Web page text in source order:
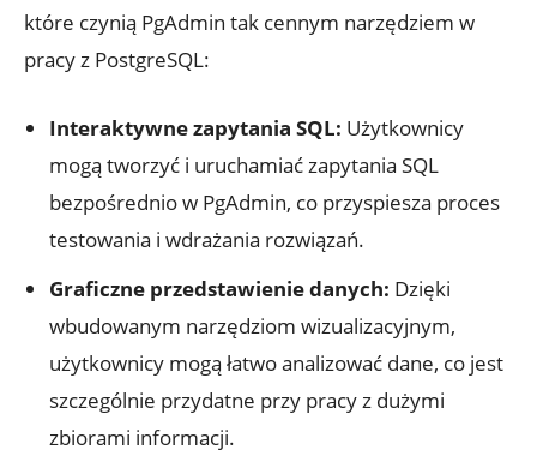
które czynią​ PgAdmin tak cennym narzędziem w
pracy z ‌PostgreSQL:
Interaktywne ⁢zapytania SQL: Użytkownicy
mogą tworzyć ​i uruchamiać zapytania‍ SQL
bezpośrednio ⁤w PgAdmin, co​ przyspiesza ⁤proces
testowania‌ i wdrażania rozwiązań.
Graficzne przedstawienie danych: Dzięki
wbudowanym ‌narzędziom wizualizacyjnym,
użytkownicy mogą łatwo analizować dane,​ co jest
szczególnie przydatne przy pracy z⁢ dużymi
zbiorami ‌informacji.